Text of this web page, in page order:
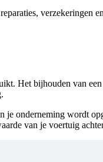
verzekeringen
Het bijhouden van
onderneming wordt
van je voertuig